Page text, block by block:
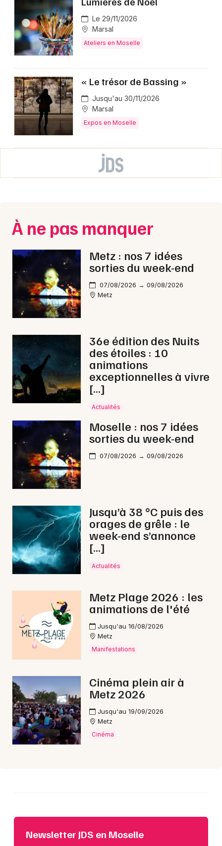
Le 29/11/2026
Marsal
Ateliers en Moselle
« Le trésor de Bassing »
Jusqu'au 30/11/2026
Marsal
Expos en Moselle
À ne pas manquer
Metz : nos 7 idées
sorties du week-end
07/08/2026 → 09/08/2026
Metz
36e édition des Nuits
des étoiles : 10
animations
exceptionnelles à vivre
[…]
Actualités
Moselle : nos 7 idées
sorties du week-end
07/08/2026 → 09/08/2026
Jusqu’à 38 °C puis des
orages de grêle : le
week-end s’annonce
[…]
Actualités
Metz Plage 2026 : les
animations de l'été
Jusqu'au 16/08/2026
Metz
Manifestations
Cinéma plein air à
Metz 2026
Jusqu'au 19/09/2026
Metz
Cinéma
Newsletter JDS en Moselle